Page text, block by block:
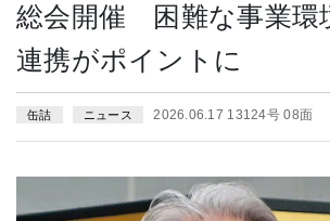
総会開催 困難な事業
連携がポイントに
缶詰 ニュース 2026.06.17 13124号 08面